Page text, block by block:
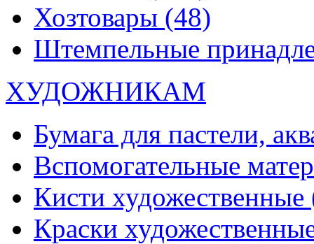
Хозтовары (48)
Штемпельные
ХУДОЖНИКАМ
Бумага для пастели,
Вспомогательные
Кисти художественные
Краски